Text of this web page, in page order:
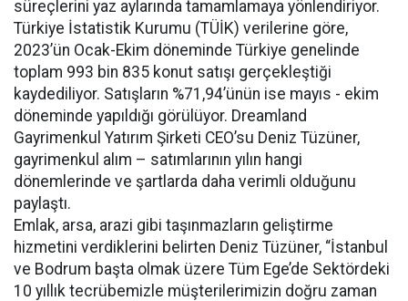
süreçlerini yaz aylarında tamamlamaya yönlendiriyor.
Türkiye İstatistik Kurumu (TÜİK) verilerine göre,
2023’ün Ocak-Ekim döneminde Türkiye genelinde
toplam 993 bin 835 konut satışı gerçekleştiği
kaydediliyor. Satışların %71,94’ünün ise mayıs - ekim
döneminde yapıldığı görülüyor. Dreamland
Gayrimenkul Yatırım Şirketi CEO’su Deniz Tüzüner,
gayrimenkul alım – satımlarının yılın hangi
dönemlerinde ve şartlarda daha verimli olduğunu
paylaştı.
Emlak, arsa, arazi gibi taşınmazların geliştirme
hizmetini verdiklerini belirten Deniz Tüzüner, “İstanbul
ve Bodrum başta olmak üzere Tüm Ege’de Sektördeki
10 yıllık tecrübemizle müşterilerimizin doğru zaman